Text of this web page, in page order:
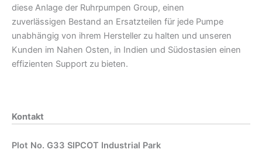
diese Anlage der Ruhrpumpen Group, einen
zuverlässigen Bestand an Ersatzteilen für jede Pumpe
unabhängig von ihrem Hersteller zu halten und unseren
Kunden im Nahen Osten, in Indien und Südostasien einen
effizienten Support zu bieten.
Kontakt
Plot No. G33 SIPCOT Industrial Park